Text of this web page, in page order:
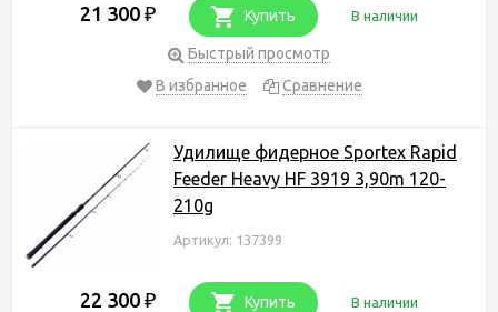
21 300 ₽ Купить В наличии
Быстрый просмотр
В избранное
Сравнение
Удилище фидерное Sportex Rapid
Feeder Heavy HF 3919 3,90m 120-
210g
Артикул: 137399
22 300 ₽ Купить В наличии